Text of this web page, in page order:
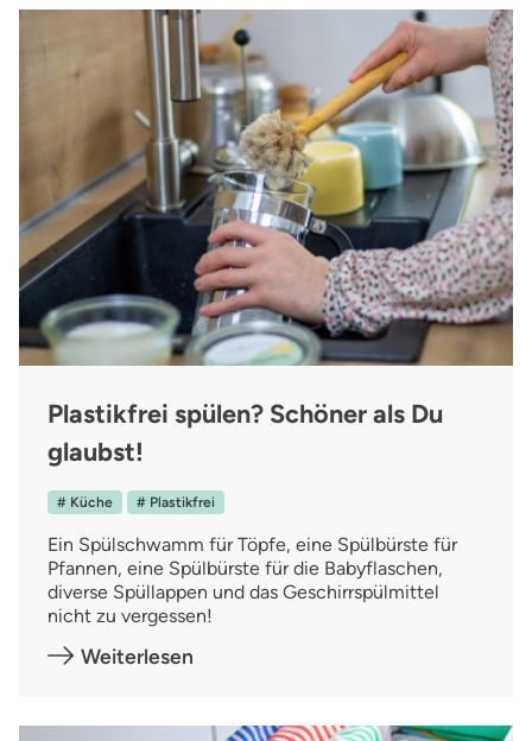
Plastikfrei spülen? Schöner als Du
glaubst!
# Küche # Plastikfrei
Ein Spülschwamm für Töpfe, eine Spülbürste für
Pfannen, eine Spülbürste für die Babyflaschen,
diverse Spüllappen und das Geschirrspülmittel
nicht zu vergessen!
Weiterlesen